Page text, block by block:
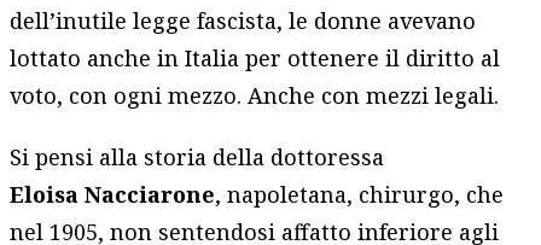
dell’inutile legge fascista, le donne avevano
lottato anche in Italia per ottenere il diritto al
voto, con ogni mezzo. Anche con mezzi legali.
Si pensi alla storia della dottoressa
Eloisa Nacciarone, napoletana, chirurgo, che
nel 1905, non sentendosi affatto inferiore agli